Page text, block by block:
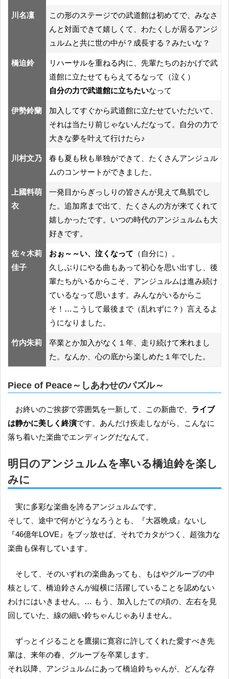
川名凜
この形のステージでの武道館は初めてで、みなさ
んと対面できて嬉しくて、わたくしが居るアンジ
ュルムと共に世の中が？成長する？みたいな？
橋迫鈴
リハーサルを重ねる内に、先輩たちのおかげで武
道館に立たせてもらえてるなって（泣く）
自分の力で武道館に立ちたいなって
伊勢鈴蘭
加入してすぐから武道館に立たせていただいて、
それは当たり前じゃないんだなって。自分の力で
大きな夢を叶えて行けたら♪
川村文乃
春も夏も秋も単独ができて、たくさんアンジュル
ムのコンサートができました。
上國料萌
衣
一発目からぎっしりの皆さんが見えて鳥肌でし
た。追加席まで出て、たくさんの方が来てくれて
嬉しかったです。いつの時代のアンジュルムも大
好きです。
佐々木莉
佳子
おぉ～～い、泣くなって （自分に）。
久しぶりにやる曲もあって初心を思い出すし、後
輩たちがいるからこそ、アンジュルムは進み続け
ているなって思います。みんながいるからこ
そ！…こうして最後まで（乱れずに？）言えるよ
うになりました。
竹内朱莉
卒業とか加入がなく１年、走り続けて来れまし
た。なんか、心の底から楽しめた１年でした。
Piece of Peace～しあわせのパズル～
お終いのご挨拶で雰囲気を一新して、この新曲で、 ライブ
は静かに美しく終演です。あんだけ疾走しながら、こんなに
落ち着いた楽曲でエンディングだなんて。
明日のアンジュルムを率いる橋迫鈴を楽し
みに
実に多彩な楽曲を誇るアンジュルムです。
そして、途中で何がどうなろうとも、『大器晩成』ないし
『46億年LOVE』をブッ放せば、それでカタがつく、超強力な
楽曲も保有しています。
そして、そのいずれの楽曲あっても、もはやグループの中
核として、橋迫鈴さんが縦横に活躍していることを認めない
わけにはいきません。… もう、加入したての頃の、左右を見
回していた、線の細い鈴ちゃんじゃありません。
ずっとイジることを鷹揚に寛容に許してくれた愛すべき先
輩は、来年の春、グループを卒業します。
それ以降、アンジュルムにあって橋迫鈴ちゃんが、どんな存